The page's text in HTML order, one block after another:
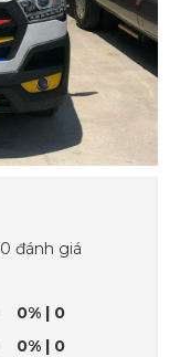
0 đánh giá
0% | 0
0% | 0